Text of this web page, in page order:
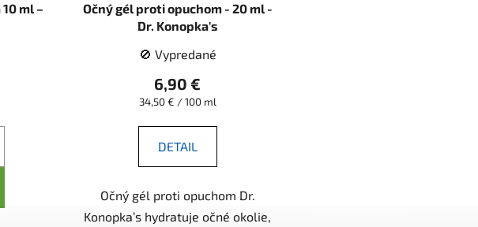
ml –
Očný gél proti opuchom - 20 ml -
Dr. Konopka's
🚫 Vypredané
6,90 €
Jednotková
34,50 € / 100 ml
DETAIL
Očný gél proti opuchom Dr.
Konopka’s hydratuje očné okolie,